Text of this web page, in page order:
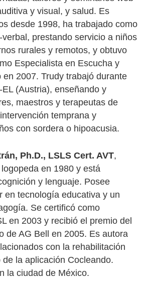
y visual, y salud. Es
desde 1998, ha trabajado como
prestando servicio a niños
rurales y remotos, y obtuvo
Especialista en Escucha y
en 2007. Trudy trabajó durante
(Austria), enseñando y
maestros y terapeutas de
temprana y
con sordera o hipoacusia.
Ph.D., LSLS Cert. AVT,
en 1980 y está
y lenguaje. Posee
en tecnología educativa y un
Se certificó como
en 2003 y recibió el premio del
de AG Bell en 2005. Es autora
con la rehabilitación
la aplicación Cocleando.
la ciudad de México.